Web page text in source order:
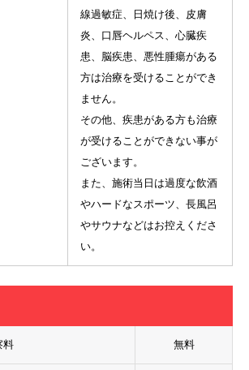
線過敏症、日焼け後、皮膚
炎、口唇ヘルペス、心臓疾
患、脳疾患、悪性腫瘍がある
方は治療を受けることができ
ません。
その他、疾患がある方も治療
が受けることができない事が
ございます。
また、施術当日は過度な飲酒
やハードなスポーツ、長風呂
やサウナなどはお控えくださ
い。
料 無料